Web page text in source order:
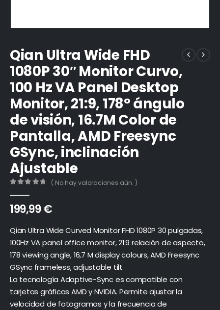
Qian Ultra Wide FHD
1080P 30″ Monitor Curvo,
100 Hz VA Panel Desktop
Monitor, 21:9, 178° ángulo
de visión, 16.7M Color de
Pantalla, AMD Freesync
GSync, inclinación
Ajustable
( No hay valoraciones aún. )
199,99€
Qian Ultra Wide Curved Monitor FHD 1080P 30 pulgadas,
100Hz VA panel office monitor, 21:9 relación de aspecto,
178 viewing angle, 16,7 M display colours, AMD Freesync
GSync frameless, adjustable tilt
La tecnología Adaptive-Sync es compatible con
tarjetas gráficas AMD y NVIDIA. Permite ajustar la
velocidad de fotogramas y la frecuencia de